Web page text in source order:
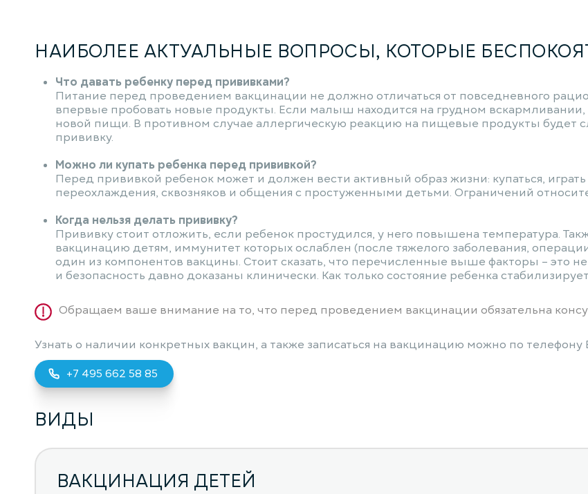
НАИБОЛЕЕ АКТУАЛЬНЫЕ ВОПРОСЫ, КОТОРЫЕ
Что давать ребенку перед прививками?
Питание перед проведением вакцинации не должно отличаться от повседневного
впервые пробовать новые продукты. Если малыш находится на грудном
новой пищи. В противном случае аллергическую реакцию на пищевые продукты будет
прививку.
Можно ли купать ребенка перед прививкой?
Перед прививкой ребенок может и должен вести активный образ жизни: купаться, играть
переохлаждения, сквозняков и общения с простуженными детьми. Ограничений
Когда нельзя делать прививку?
Прививку стоит отложить, если ребенок простудился, у него повышена температура.
вакцинацию детям, иммунитет которых ослаблен (после тяжелого заболевания,
один из компонентов вакцины. Стоит сказать, что перечисленные выше факторы – это
и безопасность давно доказаны клинически. Как только состояние ребенка
Обращаем ваше внимание на то, что перед проведением вакцинации обязательна
Узнать о наличии конкретных вакцин, а также записаться на вакцинацию можно по телефону
+7 495 662 58 85
ВИДЫ
ВАКЦИНАЦИЯ ДЕТЕЙ